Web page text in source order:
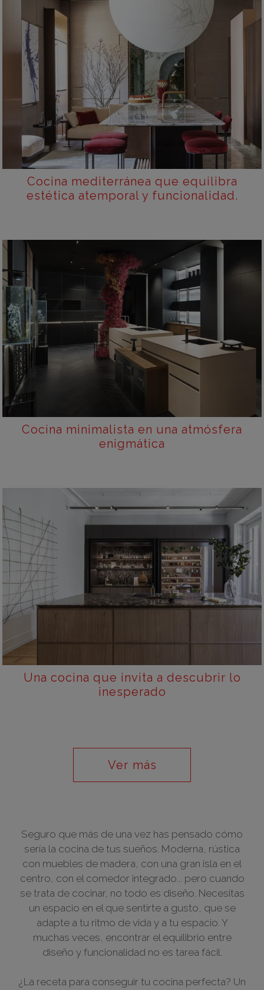
Cocina mediterránea que equilibra
estética atemporal y funcionalidad.
Cocina minimalista en una atmósfera
enigmática
Una cocina que invita a descubrir lo
inesperado
Ver más
Seguro que más de una vez has pensado cómo
sería la cocina de tus sueños. Moderna, rústica
con muebles de madera, con una gran isla en el
centro, con el comedor integrado... pero cuando
se trata de cocinar, no todo es diseño. Necesitas
un espacio en el que sentirte a gusto, que se
adapte a tu ritmo de vida y a tu espacio. Y
muchas veces, encontrar el equilibrio entre
diseño y funcionalidad no es tarea fácil.
¿La receta para conseguir tu cocina perfecta? Un